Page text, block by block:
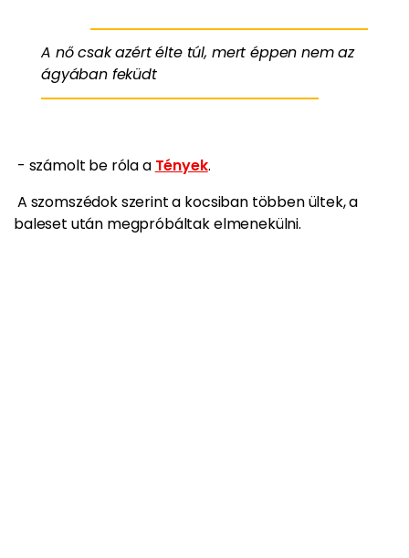
A nő csak azért élte túl, mert éppen nem az
ágyában feküdt
- számolt be róla a Tények.
A szomszédok szerint a kocsiban többen ültek, a
baleset után megpróbáltak elmenekülni.